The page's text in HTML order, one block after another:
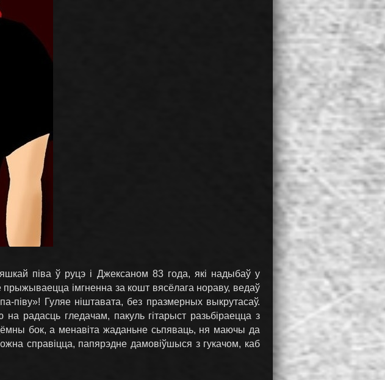
піва ў руцэ і Джексаном 83 года, які надыбаў у
імгненна за кошт вясёлага нораву, ведаў
піву»! Гуляе ніштавата, без празмерных выкрутасаў.
радасць гледачам, пакуль гітарыст разьбіраецца з
бок, а менавіта жаданьне сьпяваць, ня маючы да
справіцца, папярэдне дамовіўшыся з гукачом, каб